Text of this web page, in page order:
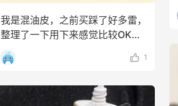
我是混油皮，之前买踩了好多雷，
整理了一下用下来感觉比较OK
的，给混油皮姐妹做个参
1